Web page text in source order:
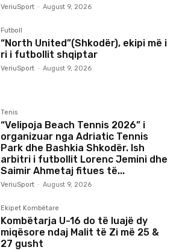
VeriuSport - August 9, 2026
Futboll
“North United”(Shkodër), ekipi më i
ri i futbollit shqiptar
VeriuSport - August 9, 2026
Tenis
“Velipoja Beach Tennis 2026” i
organizuar nga Adriatic Tennis
Park dhe Bashkia Shkodër. Ish
arbitri i futbollit Lorenc Jemini dhe
Saimir Ahmetaj fitues të...
VeriuSport - August 9, 2026
Ekipet Kombëtare
Kombëtarja U-16 do të luajë dy
miqësore ndaj Malit të Zi më 25 &
27 gusht